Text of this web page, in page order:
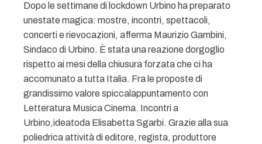
Dopo le settimane di lockdown Urbino ha preparato
unestate magica: mostre, incontri, spettacoli,
concerti e rievocazioni, afferma Maurizio Gambini,
Sindaco di Urbino. È stata una reazione dorgoglio
rispetto ai mesi della chiusura forzata che ci ha
accomunato a tutta Italia. Fra le proposte di
grandissimo valore spiccalappuntamento con
Letteratura Musica Cinema. Incontri a
Urbino,ideatoda Elisabetta Sgarbi. Grazie alla sua
poliedrica attività di editore, regista, produttore